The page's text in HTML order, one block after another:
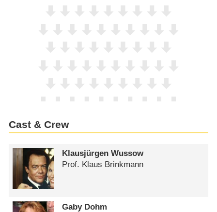
Cast & Crew
Klausjürgen Wussow
Prof. Klaus Brinkmann
Gaby Dohm